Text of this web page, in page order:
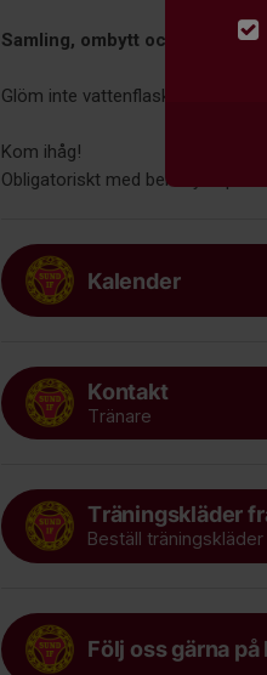
Samling, ombytt och klar 15
Glöm inte vattenflaska och kläder
Kom ihåg!
Obligatoriskt med benskydd på
Kalender
Kontakt
Tränare
Träningskläder
Beställ
Följ oss gärna